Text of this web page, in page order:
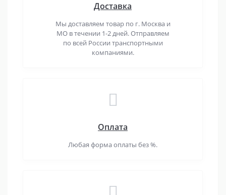
Доставка
Мы доставляем товар по г. Москва и
МО в течении 1-2 дней. Отправляем
по всей России транспортными
компаниями.
Оплата
Любая форма оплаты без %.